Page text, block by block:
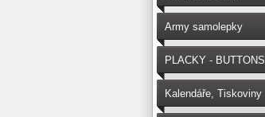
Army samolepky
PLACKY - BUTTONS
Kalendáře, Tiskoviny